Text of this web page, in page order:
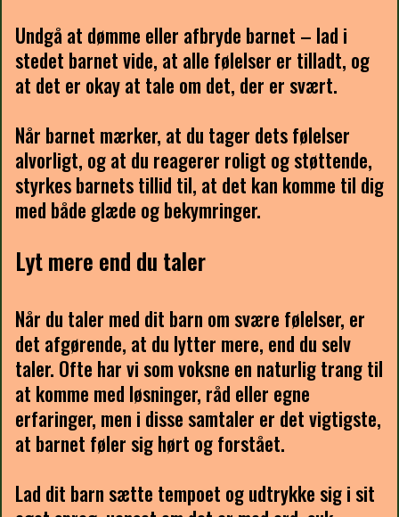
Undgå at dømme eller afbryde barnet – lad i
stedet barnet vide, at alle følelser er tilladt, og
at det er okay at tale om det, der er svært.
Når barnet mærker, at du tager dets følelser
alvorligt, og at du reagerer roligt og støttende,
styrkes barnets tillid til, at det kan komme til dig
med både glæde og bekymringer.
Lyt mere end du taler
Når du taler med dit barn om svære følelser, er
det afgørende, at du lytter mere, end du selv
taler. Ofte har vi som voksne en naturlig trang til
at komme med løsninger, råd eller egne
erfaringer, men i disse samtaler er det vigtigste,
at barnet føler sig hørt og forstået.
Lad dit barn sætte tempoet og udtrykke sig i sit